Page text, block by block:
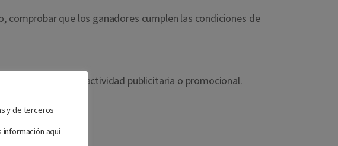
que los ganadores cumplen las condiciones de
o en cualquier actividad publicitaria o promocional.
y de terceros
información aquí